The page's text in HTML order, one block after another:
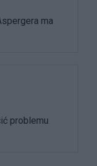
ma
problemu